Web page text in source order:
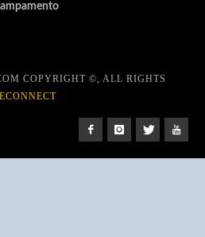
COPYRIGHT ©, ALL RIGHTS